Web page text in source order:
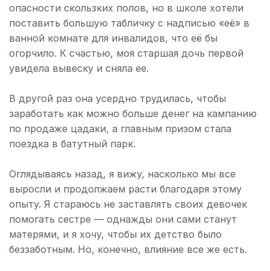
опасности скользких полов, но в школе хотели
поставить большую табличку с надписью «её» в
ванной комнате для инвалидов, что её бы
огорчило. К счастью, моя старшая дочь первой
увидела вывеску и сняла ее.
В другой раз она усердно трудилась, чтобы
заработать как можно больше денег на кампанию
по продаже цадаки, а главным призом стала
поездка в батутный парк.
Оглядываясь назад, я вижу, насколько мы все
выросли и продолжаем расти благодаря этому
опыту. Я стараюсь не заставлять своих девочек
помогать сестре — однажды они сами станут
матерями, и я хочу, чтобы их детство было
беззаботным. Но, конечно, влияние все же есть.